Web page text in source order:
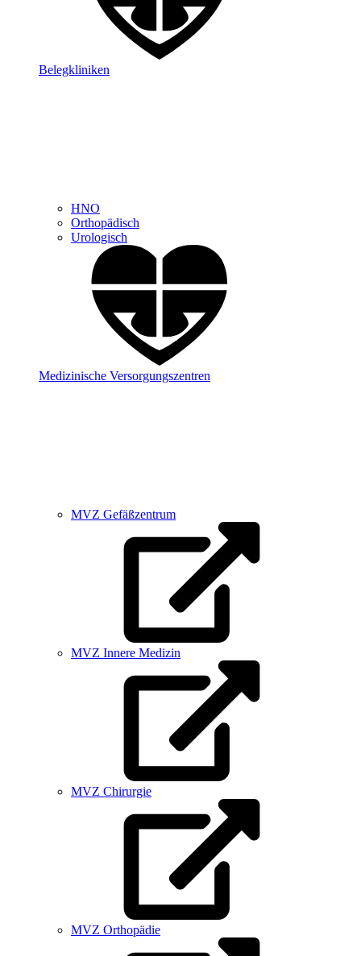
Belegkliniken
HNO
Orthopädisch
Urologisch
Medizinische Versorgungszentren
MVZ Gefäßzentrum
MVZ Innere Medizin
MVZ Chirurgie
MVZ Orthopädie